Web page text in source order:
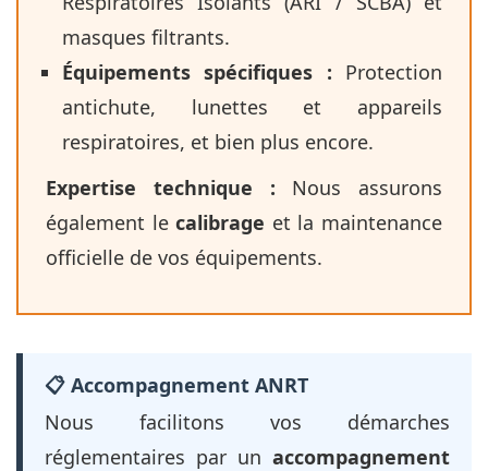
masques filtrants.
Équipements spécifiques : Protection
antichute, lunettes et appareils
respiratoires, et bien plus encore.
Expertise technique : Nous assurons
également lecalibrage et la maintenance
officielle de vos équipements.
📋 Accompagnement ANRT
Nous facilitons vos démarches
réglementaires par un accompagnement